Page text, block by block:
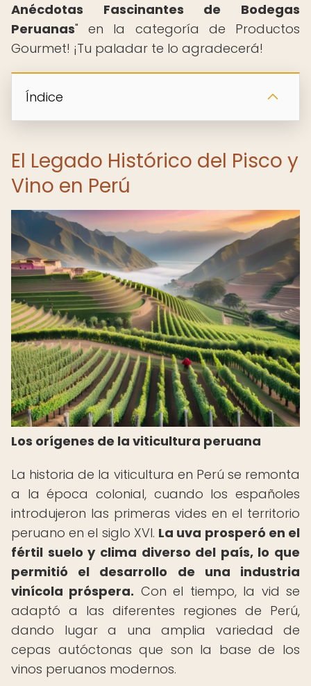
Anécdotas Fascinantes de Bodegas
Peruanas" en la categoría de Productos
Gourmet! ¡Tu paladar te lo agradecerá!
Índice
El Legado Histórico del Pisco y
Vino en Perú
Los orígenes de la viticultura peruana
La historia de la viticultura en Perú se remonta
a la época colonial, cuando los españoles
introdujeron las primeras vides en el territorio
peruano en el siglo XVI. La uva prosperó en el
fértil suelo y clima diverso del país, lo que
permitió el desarrollo de una industria
vinícola próspera. Con el tiempo, la vid se
adaptó a las diferentes regiones de Perú,
dando lugar a una amplia variedad de
cepas autóctonas que son la base de los
vinos peruanos modernos.